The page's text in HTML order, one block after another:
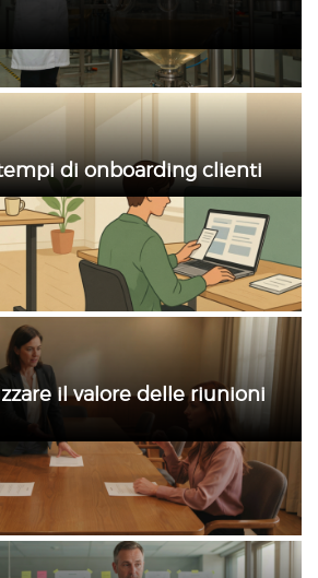
di onboarding clienti
il valore delle riunioni